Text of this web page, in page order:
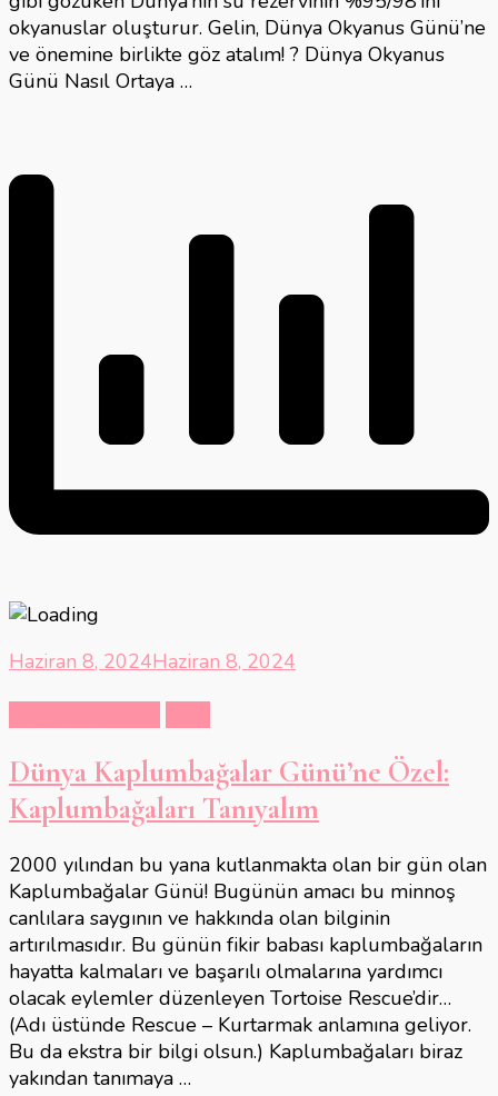
okyanuslar oluşturur. Gelin, Dünya Okyanus Günü’ne
ve önemine birlikte göz atalım! ? Dünya Okyanus
Günü Nasıl Ortaya …
Haziran 8, 2024Haziran 8, 2024
Dünya Kaplumbağalar Günü’ne Özel:
Kaplumbağaları Tanıyalım
2000 yılından bu yana kutlanmakta olan bir gün olan
Kaplumbağalar Günü! Bugünün amacı bu minnoş
canlılara saygının ve hakkında olan bilginin
artırılmasıdır. Bu günün fikir babası kaplumbağaların
hayatta kalmaları ve başarılı olmalarına yardımcı
olacak eylemler düzenleyen Tortoise Rescue’dir…
(Adı üstünde Rescue – Kurtarmak anlamına geliyor.
Bu da ekstra bir bilgi olsun.) Kaplumbağaları biraz
yakından tanımaya …